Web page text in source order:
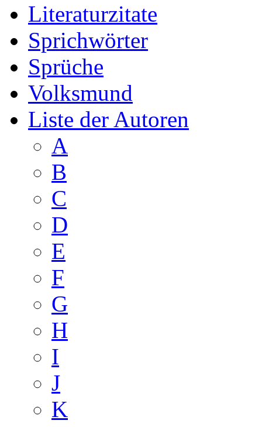
Literaturzitate
Sprichwörter
Sprüche
Volksmund
Liste der Autoren
A
B
C
D
E
F
G
H
I
J
K